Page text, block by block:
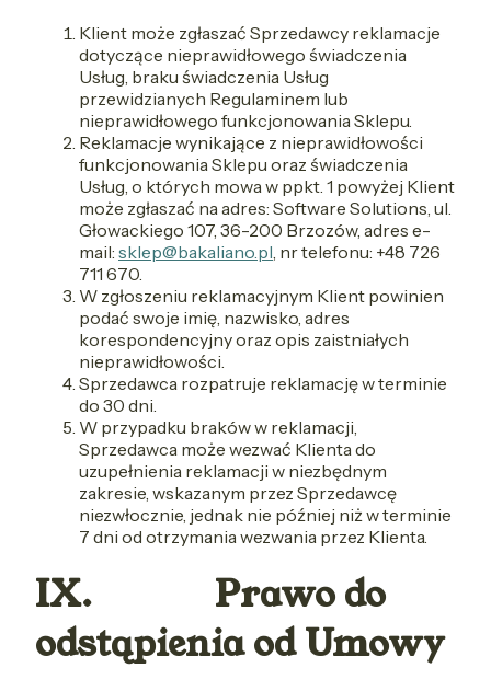
Klient może zgłaszać Sprzedawcy reklamacje
dotyczące nieprawidłowego świadczenia
Usług, braku świadczenia Usług
przewidzianych Regulaminem lub
nieprawidłowego funkcjonowania Sklepu.
Reklamacje wynikające z nieprawidłowości
funkcjonowania Sklepu oraz świadczenia
Usług, o których mowa w ppkt. 1 powyżej Klient
może zgłaszać na adres: Software Solutions, ul.
Głowackiego 107, 36-200 Brzozów, adres e-
mail: sklep@bakaliano.pl , nr telefonu: +48 726
711 670.
W zgłoszeniu reklamacyjnym Klient powinien
podać swoje imię, nazwisko, adres
korespondencyjny oraz opis zaistniałych
nieprawidłowości.
Sprzedawca rozpatruje reklamację w terminie
do 30 dni.
W przypadku braków w reklamacji,
Sprzedawca może wezwać Klienta do
uzupełnienia reklamacji w niezbędnym
zakresie, wskazanym przez Sprzedawcę
niezwłocznie, jednak nie później niż w terminie
7 dni od otrzymania wezwania przez Klienta.
IX. Prawo do
odstąpienia od Umowy